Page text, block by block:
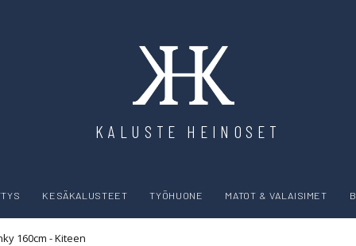
KALUSTE HEINOSET
KESÄKALUSTEET TYÖHUONE MATOT & VALAISIMET
160cm - Kiteen